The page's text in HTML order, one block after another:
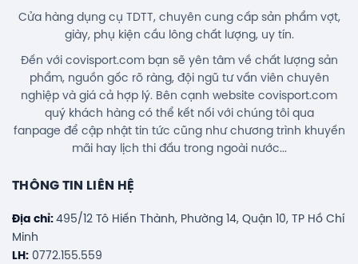
Cửa hàng dụng cụ TDTT, chuyên cung cấp sản phẩm vợt,
giày, phụ kiện cầu lông chất lượng, uy tín.
Đến với covisport.com bạn sẽ yên tâm về chất lượng sản
phẩm, nguồn gốc rõ ràng, đội ngũ tư vấn viên chuyên
nghiệp và giá cả hợp lý. Bên cạnh website covisport.com
quý khách hàng có thể kết nối với chúng tôi qua
fanpage để cập nhật tin tức cũng như chương trình khuyến
mãi hay lịch thi đấu trong ngoài nước...
THÔNG TIN LIÊN HỆ
Địa chỉ: 495/12 Tô Hiến Thành, Phường 14, Quận 10, TP Hồ Chí
Minh
LH: 0772.155.559